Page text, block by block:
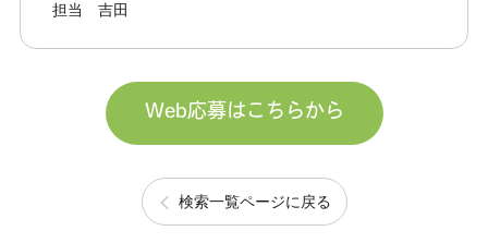
担当 吉田
Web応募はこちらから
検索一覧ページに戻る